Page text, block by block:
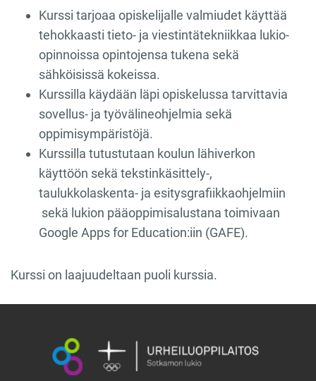
Kurssi tarjoaa opiskelijalle valmiudet käyttää
tehokkaasti tieto- ja viestintätekniikkaa lukio-
opinnoissa opintojensa tukena sekä
sähköisissä kokeissa.
Kurssilla käydään läpi opiskelussa tarvittavia
sovellus- ja työvälineohjelmia sekä
oppimisympäristöjä.
Kurssilla tutustutaan koulun lähiverkon
käyttöön sekä tekstinkäsittely-,
taulukkolaskenta- ja esitysgrafiikkaohjelmiin
sekä lukion pääoppimisalustana toimivaan
Google Apps for Education:iin (GAFE).
Kurssi on laajuudeltaan puoli kurssia.